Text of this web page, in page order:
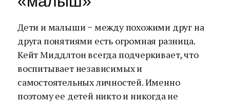
Дети и малыши − между похожими друг на
друга понятиями есть огромная разница.
Кейт Миддлтон всегда подчеркивает, что
воспитывает независимых и
самостоятельных личностей. Именно
поэтому ее детей никто и никогда не